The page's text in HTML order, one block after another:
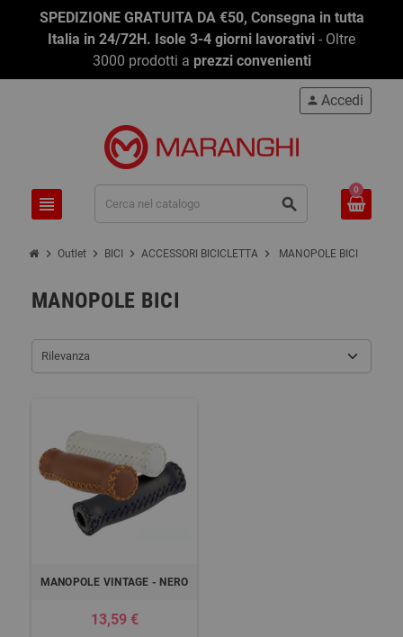
SPEDIZIONE GRATUITA DA €50, Consegna in tutta
Italia in 24/72H. Isole 3-4 giorni lavorativi - Oltre
3000 prodotti a prezzi convenienti
view_headline search
person Accedi
0
chevron_right Outlet chevron_right BICI chevron_right ACCESSORI BICICLETTA chevron_right MANOPOLE BICI
MANOPOLE BICI
Rilevanza
MANOPOLE VINTAGE - NERO
13,59 €